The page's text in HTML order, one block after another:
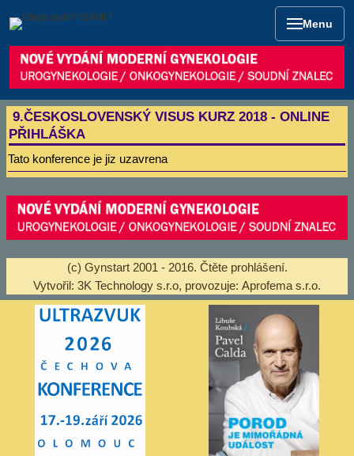
Menu
9.ČESKOSLOVENSKÝ VISUS KURZ 2018 - ONLINE
PŘIHLÁŠKA
Tato konference je jiz uzavrena
(c) Gynstart 2001 - 2016. Čtěte prohlášení.
Vytvořil: 3K Technology s.r.o, provozuje: Aprofema s.r.o.